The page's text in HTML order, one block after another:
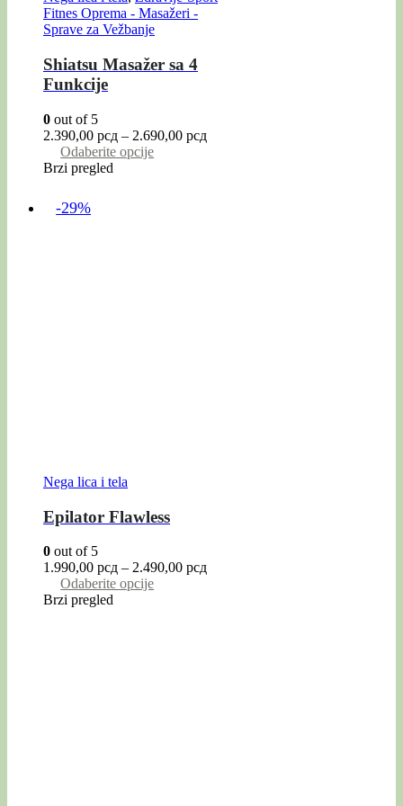
Fitnes Oprema - Masažeri -
Sprave za Vežbanje
Shiatsu Masažer sa 4
Funkcije
0 out of 5
2.390,00 рсд – 2.690,00 рсд
Odaberite opcije
Brzi pregled
-29%
Nega lica i tela
Epilator Flawless
0 out of 5
1.990,00 рсд – 2.490,00 рсд
Odaberite opcije
Brzi pregled